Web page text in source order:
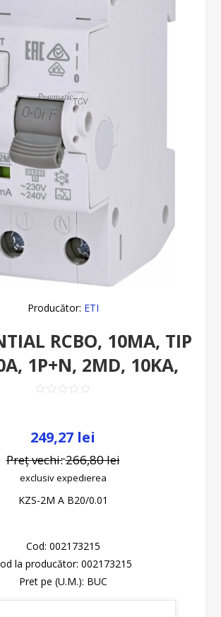
Producător: ETI
RCBO, 10MA, TIP
1P+N, 2MD, 10KA,
249,27 lei
Preț vechi:266,80 lei
exclusivexpedierea
KZS-2M A B20/0.01
Cod: 002173215
la producător: 002173215
Pret pe (U.M.): BUC